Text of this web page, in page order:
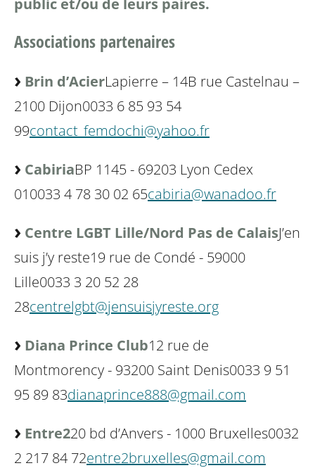
Associations partenaires
Brin d’AcierLapierre – 14B rue Castelnau –
2100 Dijon0033 6 85 93 54
99contact_femdochi@yahoo.fr
CabiriaBP 1145 - 69203 Lyon Cedex
010033 4 78 30 02 65cabiria@wanadoo.fr
Centre LGBT Lille/Nord Pas de CalaisJ’en
suis j’y reste19 rue de Condé - 59000
Lille0033 3 20 52 28
28centrelgbt@jensuisjyreste.org
Diana Prince Club12 rue de
Montmorency - 93200 Saint Denis0033 9 51
95 89 83dianaprince888@gmail.com
Entre220 bd d’Anvers - 1000 Bruxelles0032
2 217 84 72entre2bruxelles@gmail.com